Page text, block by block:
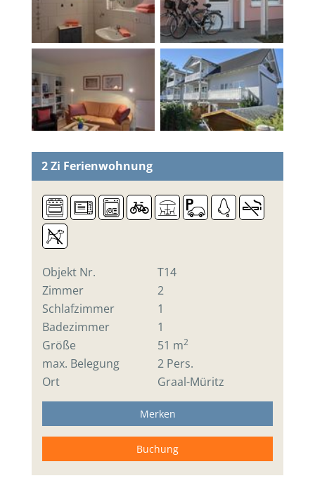
2 Zi Ferienwohnung
Objekt Nr.
T14
Zimmer
2
Schlafzimmer
1
Badezimmer
1
Größe
51 m2
max. Belegung
2 Pers.
Ort
Graal-Müritz
Merken
Buchung